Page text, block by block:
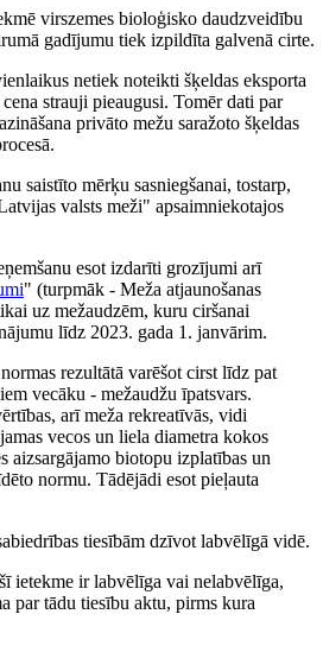
virszemes bioloģisko daudzveidību
gadījumu tiek izpildīta galvenā cirte.
netiek noteikti šķeldas eksporta
strauji pieaugusi. Tomēr dati par
privāto mežu saražoto šķeldas
saistīto mērķu sasniegšanai, tostarp,
valsts meži" apsaimniekotajos
esot izdarīti grozījumi arī
" (turpmāk - Meža atjaunošanas
uz mežaudzēm, kuru ciršanai
līdz 2023. gada 1. janvārim.
rezultātā varēšot cirst līdz pat
vecāku - mežaudžu īpatsvars.
arī meža rekreatīvās, vidi
vecos un liela diametra kokos
aizsargājamo biotopu izplatības un
normu. Tādējādi esot pieļauta
tiesībām dzīvot labvēlīgā vidē.
ietekme ir labvēlīga vai nelabvēlīga,
par tādu tiesību aktu, pirms kura